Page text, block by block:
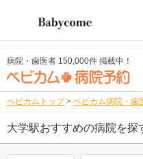
病院・歯医者 150,000件 掲載中！
ベビカムトップ > ベビカム病院・歯
大学駅おすすめの病院を探